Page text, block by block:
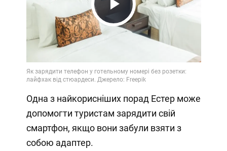
Play
Video
Одна з найкорисніших порад Естер може
допомогти туристам зарядити свій
смартфон, якщо вони забули взяти з
собою адаптер.